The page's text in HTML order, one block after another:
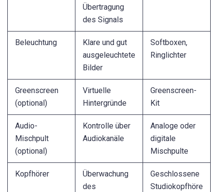
Übertragung
des Signals
Beleuchtung
Klare und gut
ausgeleuchtete
Bilder
Softboxen,
Ringlichter
Greenscreen
(optional)
Virtuelle
Hintergründe
Greenscreen-
Kit
Audio-
Mischpult
(optional)
Kontrolle über
Audiokanäle
Analoge oder
digitale
Mischpulte
Kopfhörer
Überwachung
des
Geschlossene
Studiokopfhöre